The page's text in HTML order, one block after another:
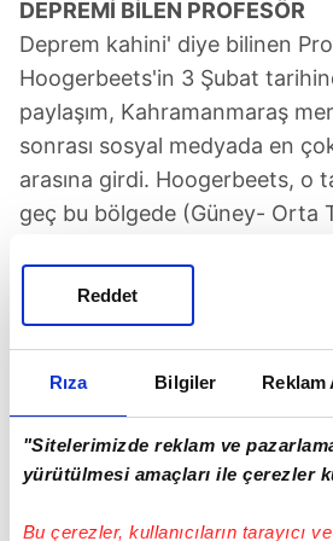
Rıza Bilgiler Reklam
"Sitelerimizde reklam ve
yürütülmesi amaçları ile çerezler
Bu çerezler, kullanıcıların tarayıcı
Reddet
DEPREMİ BİLEN PROFESÖR
Deprem kahini' diye bilinen
Hoogerbeets'in 3 Şubat
paylaşım, Kahramanmaraş
sonrası sosyal medyada en
arasına girdi. Hoogerbeets, o
geç bu bölgede (Güney- Orta
Hoogerbeets, "Gezegen
yanılmaz. Ben de bu konuda
biriyim" diye yazdı.